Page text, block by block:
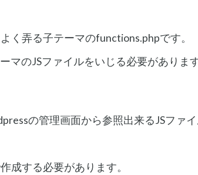
く弄る子テーマのfunctions.phpです。
マのJSファイルをいじる必要があります
の管理画面から参照出来るJSファ
成する必要があります。